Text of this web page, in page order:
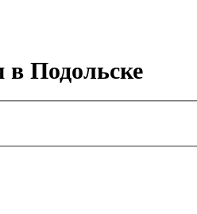
Подольске